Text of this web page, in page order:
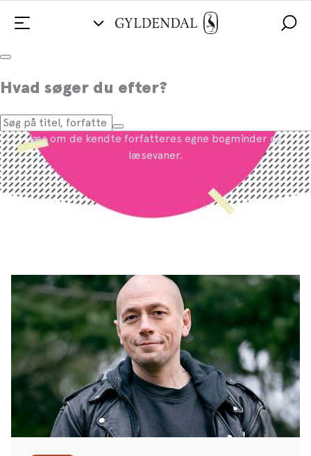
Hvad søger du efter?
Bogsnak
Få inspiration til gode læseoplevelser med børn, og
læs om de kendte forfatteres egne bogminder og
læsevaner.